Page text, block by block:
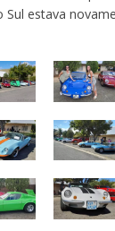
Sul estava